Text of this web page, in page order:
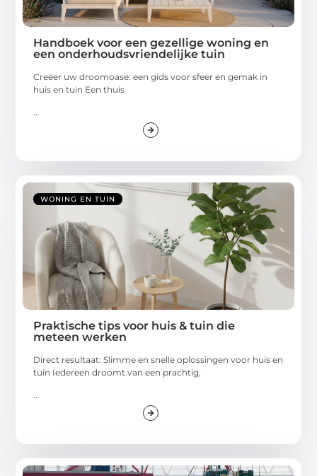
Handboek voor een gezellige woning en
een onderhoudsvriendelijke tuin
Creëer uw droomoase: een gids voor sfeer en gemak in
huis en tuin Een thuis
...
WONING EN TUIN
Praktische tips voor huis & tuin die
meteen werken
Direct resultaat: Slimme en snelle oplossingen voor huis en
tuin Iedereen droomt van een prachtig,
...